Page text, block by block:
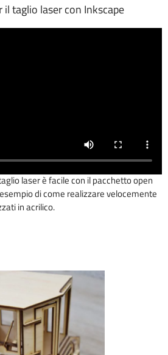
taglio laser con Inkscape
laser è facile con il pacchetto open
di come realizzare velocemente
in acrilico.